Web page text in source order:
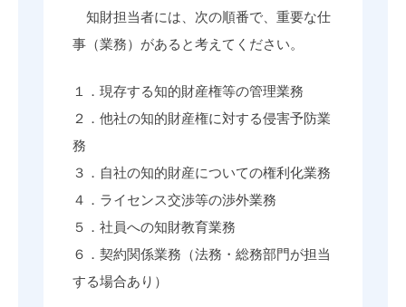
知財担当者には、次の順番で、重要な仕
事（業務）があると考えてください。
１．現存する知的財産権等の管理業務
２．他社の知的財産権に対する侵害予防業
務
３．自社の知的財産についての権利化業務
４．ライセンス交渉等の渉外業務
５．社員への知財教育業務
６．契約関係業務（法務・総務部門が担当
する場合あり）